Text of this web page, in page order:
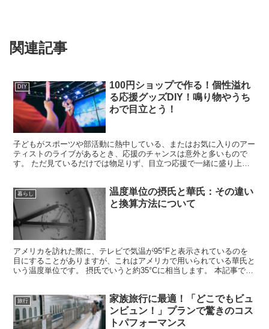
関連記事
DIY
100円ショップで作る！個性溢れ
る応援グッズDIY！鳴り物やうち
わで目立とう！
子どもがスポーツや部活動に熱中している、またはお気に入りのアー
ティストのライブがあるとき、応援のチャンスは意外と多いもので
す。 ただ見ているだけでは物足りず、目立つ応援で一緒に盛り上が
暮らし
温度単位の摂氏と華氏：その違い
と換算方法について
アメリカを訪れた際に、テレビで気温が95°Fと表示されているのを
目にすることがありますが、これはアメリカで用いられている華氏と
いう温度単位です。 摂氏でいうと約35°Cに相当します。 本記事で
旅行
家族旅行に最適！「どこでもビュ
ンビュン！」プランで驚きのコス
トパフォーマンス